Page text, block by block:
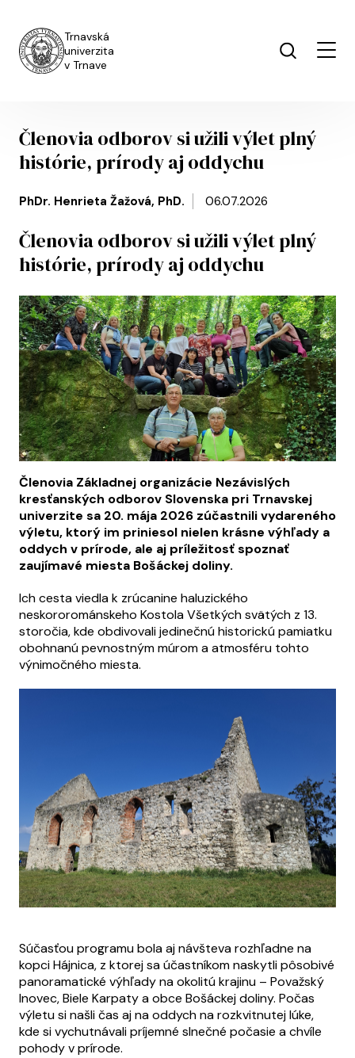
Trnavská
univerzita
v Trnave
Členovia odborov si užili výlet plný
histórie, prírody aj oddychu
PhDr. Henrieta Žažová, PhD. 06.07.2026
Členovia odborov si užili výlet plný
histórie, prírody aj oddychu
Členovia Základnej organizácie Nezávislých
kresťanských odborov Slovenska pri Trnavskej
univerzite sa 20. mája 2026 zúčastnili vydareného
výletu, ktorý im priniesol nielen krásne výhľady a
oddych v prírode, ale aj príležitosť spoznať
zaujímavé miesta Bošáckej doliny.
Ich cesta viedla k zrúcanine haluzického
neskororománskeho Kostola Všetkých svätých z 13.
storočia, kde obdivovali jedinečnú historickú pamiatku
obohnanú pevnostným múrom a atmosféru tohto
výnimočného miesta.
Súčasťou programu bola aj návšteva rozhľadne na
kopci Hájnica, z ktorej sa účastníkom naskytli pôsobivé
panoramatické výhľady na okolitú krajinu – Považský
Inovec, Biele Karpaty a obce Bošáckej doliny. Počas
výletu si našli čas aj na oddych na rozkvitnutej lúke,
kde si vychutnávali príjemné slnečné počasie a chvíle
pohody v prírode.